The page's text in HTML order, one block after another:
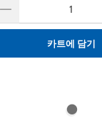
카트에 담기